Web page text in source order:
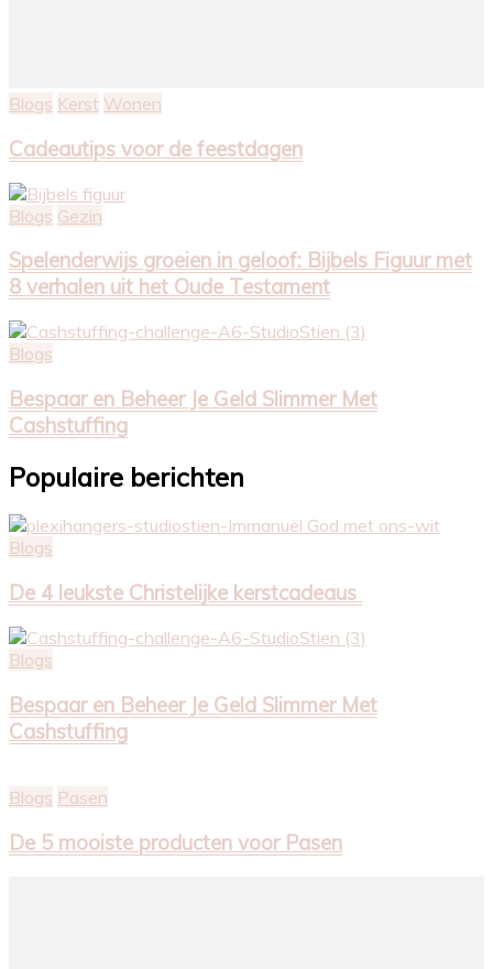
Blogs Kerst Wonen
Cadeautips voor de feestdagen
Blogs Gezin
Spelenderwijs groeien in geloof: Bijbels Figuur met
8 verhalen uit het Oude Testament
Blogs
Bespaar en Beheer Je Geld Slimmer Met
Cashstuffing
Populaire berichten
Blogs
De 4 leukste Christelijke kerstcadeaus
Blogs
Bespaar en Beheer Je Geld Slimmer Met
Cashstuffing
Blogs Pasen
De 5 mooiste producten voor Pasen